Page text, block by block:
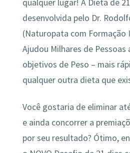
qualquer lugar! A Dieta de
desenvolvida pelo Dr.
(Naturopata com Formação
Ajudou Milhares de Pessoas
objetivos de Peso – mais
qualquer outra dieta que
Você gostaria de eliminar
e ainda concorrer a
por seu resultado? Ótimo,